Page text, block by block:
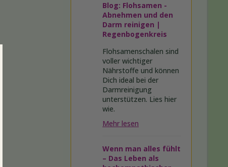
Blog: Flohsamen -
Abnehmen und den
Darm reinigen |
Regenbogenkreis
Flohsamenschalen sind
voller wichtiger
Nährstoffe und können
Dich ideal bei der
Darmreinigung
unterstützen. Lies hier
wie.
Mehr lesen
Wenn man alles fühlt
– Das Leben als